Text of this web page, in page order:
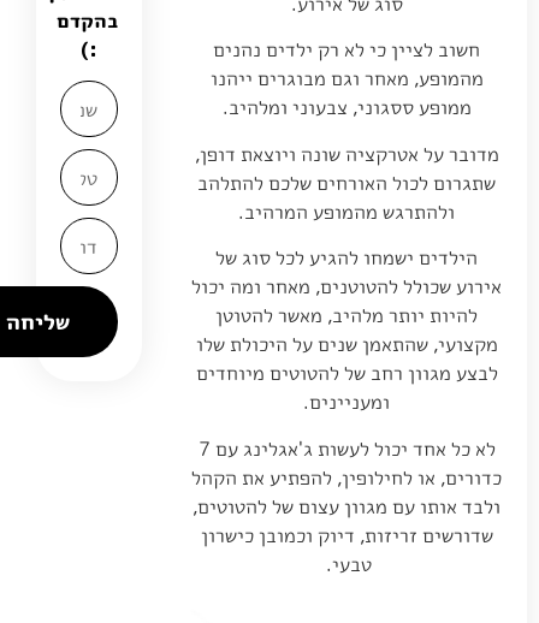
חשוב לציין כי לא רק ילדים נהנים
מהמופע, מאחר וגם מבוגרים ייהנו
ממופע ססגוני, צבעוני ומלהיב.
מדובר על אטרקציה שונה ויוצאת דופן,
שתגרום לכול האורחים שלכם להתלהב
ולהתרגש מהמופע המרהיב.
הילדים ישמחו להגיע לכל סוג של
אירוע שכולל להטוטנים, מאחר ומה יכול
להיות יותר מלהיב, מאשר להטוטן
מקצועי, שהתאמן שנים על היכולת שלו
לבצע מגוון רחב של להטוטים מיוחדים
ומעניינים.
לא כל אחד יכול לעשות ג'אגלינג עם 7
כדורים, או לחילופין, להפתיע את הקהל
ולבד אותו עם מגוון עצום של להטוטים,
שדורשים זריזות, דיוק וכמובן כישרון
טבעי.
בהקדם
:)
שליחה